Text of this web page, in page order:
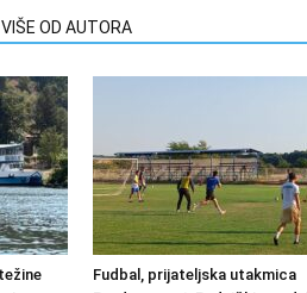
VIŠE OD AUTORA
Fudbal, prijateljska utakmica